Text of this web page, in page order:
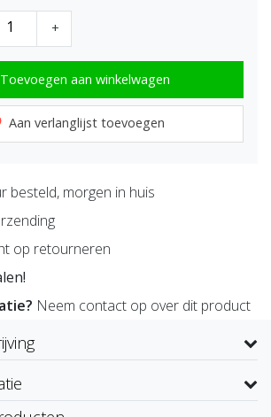
+
Toevoegen aan winkelwagen
Aan verlanglijst toevoegen
besteld, morgen in huis
op retourneren
Neem contact op over dit product